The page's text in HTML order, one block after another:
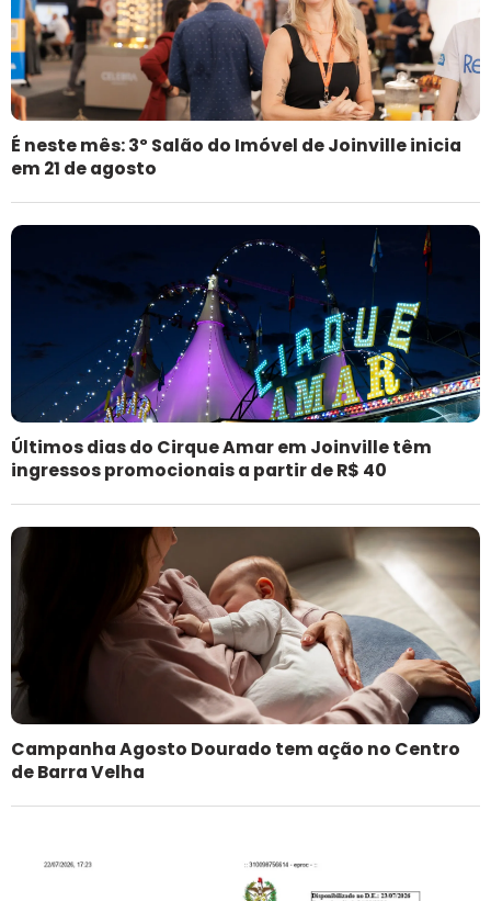
É neste mês: 3º Salão do Imóvel de Joinville inicia
em 21 de agosto
Últimos dias do Cirque Amar em Joinville têm
ingressos promocionais a partir de R$ 40
Campanha Agosto Dourado tem ação no Centro
de Barra Velha